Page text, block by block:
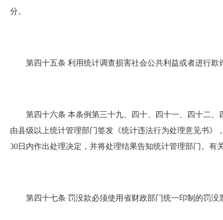
分。
第四十五条 利用统计调查损害社会公共利益或者进行
第四十六条 本条例第三十九、四十、四十一、四十二
由县级以上统计管理部门签发《统计违法行为处理意见书
30日内作出处理决定，并将处理结果告知统计管理部门。
第四十七条 罚没款必须使用省财政部门统一印制的罚